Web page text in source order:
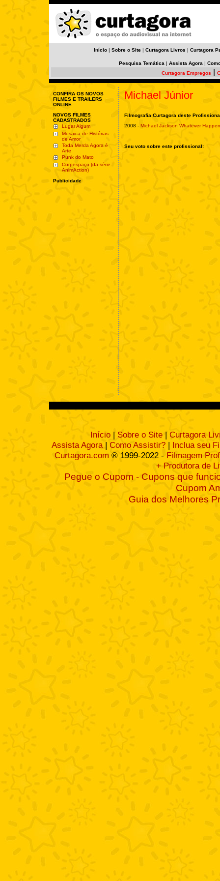
Início | Sobre o Site | Curtagora Livros | Curtagora
Pesquisa Temática | Assista Agora |
Curtagora Empregos
CONFIRA OS NOVOS
FILMES E TRAILERS
ONLINE
NOVOS FILMES
CADASTRADOS
Lugar Algum
Mosaica de Histórias
de Amor
Toda Merda Agora é
Arte
Punk do Mato
Corpespaço (da série
AnimAction)
Publicidade
Michael Júnior
Filmografia Curtagora deste
2008 - Michael Jackson Whatever
Seu voto sobre este profissional:
Início | Sobre o Site | Curtagora
Assista Agora| Como Assistir? | Inclua seu
Curtagora.com ® 1999-2022 - Filmagem
+ Produtora de
Pegue o Cupom - Cupons que
Cupom
Guia dos Melhores